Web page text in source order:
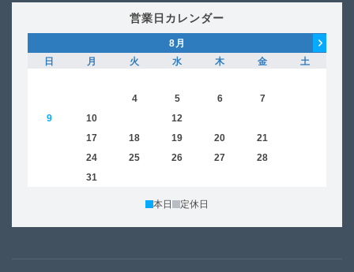
営業日カレンダー
8 月
日
月 火 水 木 金
土
4 5 6 7
9
10 12
17 18 19 20 21
24 25 26 27 28
31
本日 定休日